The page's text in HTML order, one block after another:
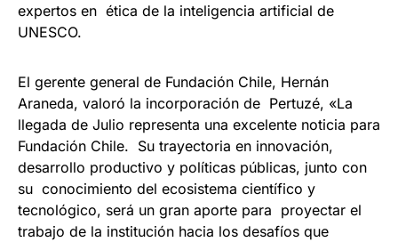
expertos en ética de la inteligencia artificial de
UNESCO.
El gerente general de Fundación Chile, Hernán
Araneda, valoró la incorporación de Pertuzé, «La
llegada de Julio representa una excelente noticia para
Fundación Chile. Su trayectoria en innovación,
desarrollo productivo y políticas públicas, junto con
su conocimiento del ecosistema científico y
tecnológico, será un gran aporte para proyectar el
trabajo de la institución hacia los desafíos que